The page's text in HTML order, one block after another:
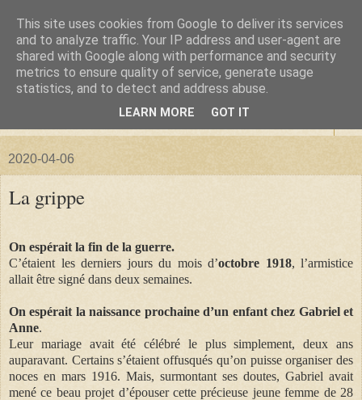
La forêt de Briqueloup
"Nous deviendrons des histoires pour nos enfants"
2020-04-06
La grippe
On espérait la fin de la guerre.
C’étaient les derniers jours du mois d’octobre 1918, l’armistice
allait être signé dans deux semaines.
On espérait la naissance prochaine d’un enfant chez Gabriel et
Anne.
Leur mariage avait été célébré le plus simplement, deux ans
auparavant. Certains s’étaient offusqués qu’on puisse organiser des
noces en mars 1916. Mais, surmontant ses doutes, Gabriel avait
mené ce beau projet d’épouser cette précieuse jeune femme de 28
This site uses cookies from Google to deliver its services
and to analyze traffic. Your IP address and user-agent are
shared with Google along with performance and security
metrics to ensure quality of service, generate usage
statistics, and to detect and address abuse.
LEARN MORE GOT IT